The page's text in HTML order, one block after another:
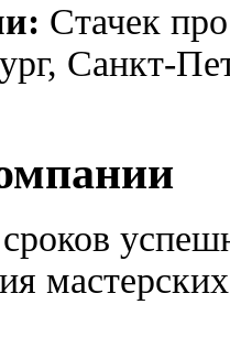
Стачек
Санкт-